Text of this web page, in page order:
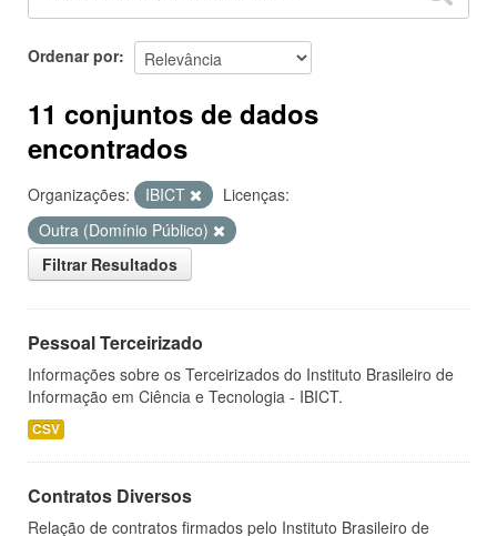
Ordenar por
11 conjuntos de dados
encontrados
Organizações: IBICT
Licenças:
Outra (Domínio Público)
Filtrar Resultados
Pessoal Terceirizado
Informações sobre os Terceirizados do Instituto Brasileiro de
Informação em Ciência e Tecnologia - IBICT.
CSV
Contratos Diversos
Relação de contratos firmados pelo Instituto Brasileiro de